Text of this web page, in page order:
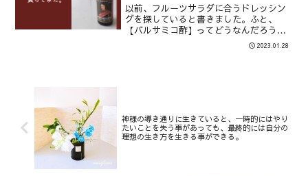
以前、フルーツサラダに合うドレッシン
グを探していると書きました。ふと、
【バルサミコ酢】ってどうなんだろう。
と思い浮かびました。今まで買ったこと
も、使ったこともありません。未知の味
2023.01.28
神様の導き通りに生きていると、一時的にはやり
たいことを失う事があっても、最終的には自分の
理想の生き方を生きる事ができる。